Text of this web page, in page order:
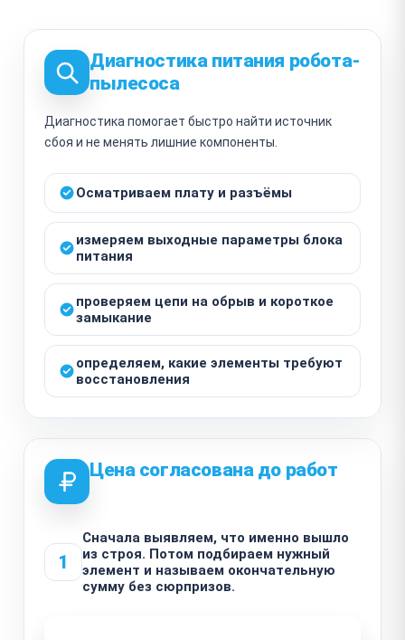
Диагностика питания робота-
пылесоса
Диагностика помогает быстро найти источник
сбоя и не менять лишние компоненты.
Осматриваем плату и разъёмы
измеряем выходные параметры блока
питания
проверяем цепи на обрыв и короткое
замыкание
определяем, какие элементы требуют
восстановления
Цена согласована до работ
1
Сначала выявляем, что именно вышло
из строя. Потом подбираем нужный
элемент и называем окончательную
сумму без сюрпризов.